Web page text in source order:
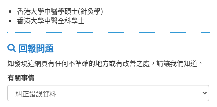
香港大學中醫學碩士(針灸學)
香港大學中醫全科學士
回報問題
如發現這網頁有任何不準確的地方或有改善之處，請讓我們知道。
有關事情